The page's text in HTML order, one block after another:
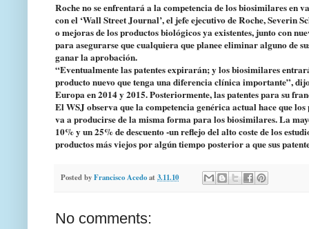
Roche no se enfrentará a la competencia de los biosimilares en
con el ‘Wall Street Journal’, el jefe ejecutivo de Roche,
o mejoras de los productos biológicos ya existentes, junto con
para asegurarse que cualquiera que planee eliminar alguno de
ganar la aprobación.
“Eventualmente las patentes expirarán; y los biosimilares
producto nuevo que tenga una diferencia clínica importante”,
Europa en 2014 y 2015. Posteriormente, las patentes para su
El WSJ observa que la competencia genérica actual hace que
va a producirse de la misma forma para los biosimilares. La
10% y un 25% de descuento -un reflejo del alto coste de los
productos más viejos por algún tiempo posterior a que sus
Posted byFrancisco Acedoat 3.11.10
No comments: